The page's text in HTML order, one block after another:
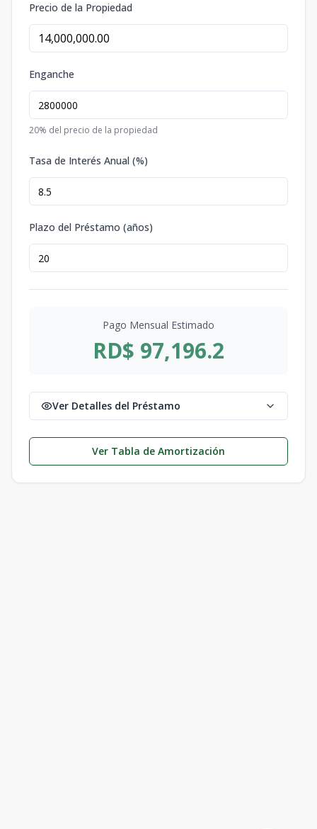
Precio de la Propiedad
Enganche
20% del precio de la propiedad
Tasa de Interés Anual (%)
Plazo del Préstamo (años)
Pago Mensual Estimado
RD$ 97,196.2
Ver Detalles del Préstamo
Ver Tabla de Amortización